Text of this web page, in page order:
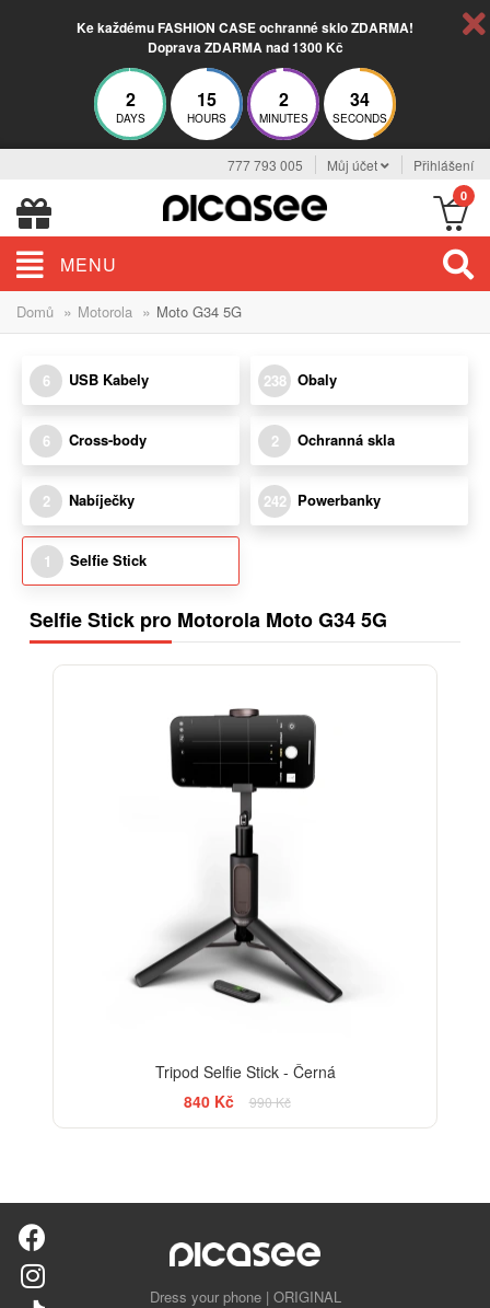
Ke každému FASHION CASE ochranné sklo ZDARMA!
Doprava ZDARMA nad 1300 Kč
2
DAYS
15
HOURS
2
MINUTES
34
SECONDS
777 793 005 Můj účet Přihlášení
0
MENU
Domů » Motorola » Moto G34 5G
6 USB Kabely 238 Obaly
6 Cross-body 2 Ochranná skla
2 Nabíječky 242 Powerbanky
1 Selfie Stick
Selfie Stick pro Motorola Moto G34 5G
Tripod Selfie Stick - Černá
840 Kč
990 Kč
Dress your phone | ORIGINAL